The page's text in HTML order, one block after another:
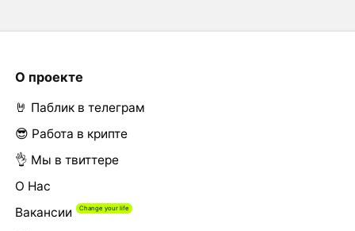
О проекте
🤘 Паблик в телеграм
😎 Работа в крипте
👌 Мы в твиттере
О Нас
Вакансии